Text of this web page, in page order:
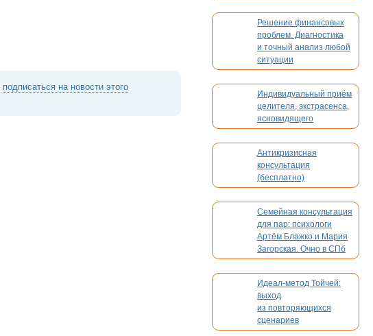
Решение финансовых
проблем. Диагностика
и точный анализ любой
ситуации
Индивидуальный приём
целителя, экстрасенса,
ясновидящего
Антикризисная
консультация
(бесплатно)
Семейная консультация
для пар: психологи
Артём Блажко и Мария
Загорская. Очно в СПб
и онлайн
Идеал-метод Тойчей:
выход
из повторяющихся
сценариев
подписаться на новости этого